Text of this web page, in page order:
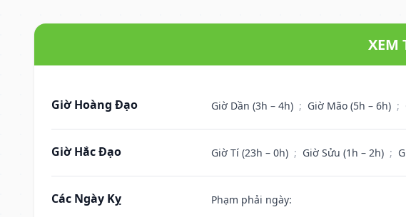
XEM
Giờ Hoàng Đạo Giờ Dần (3h – 4h) ; Giờ Mão (5h – 6h) ;
Giờ Hắc Đạo Giờ Tí (23h – 0h) ; Giờ Sửu (1h – 2h) ;
Các Ngày Kỵ
Phạm phải ngày: